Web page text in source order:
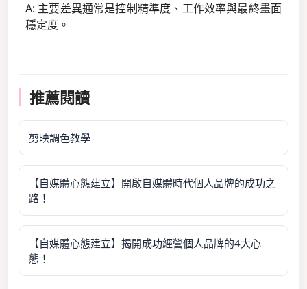
A: 主要差異通常是控制精準度、工作效率與最終畫面
穩定度。
推薦閱讀
剪映調色教學
【自媒體心態建立】開啟自媒體時代個人品牌的成功之
路！
【自媒體心態建立】揭開成功經營個人品牌的4大心
態！